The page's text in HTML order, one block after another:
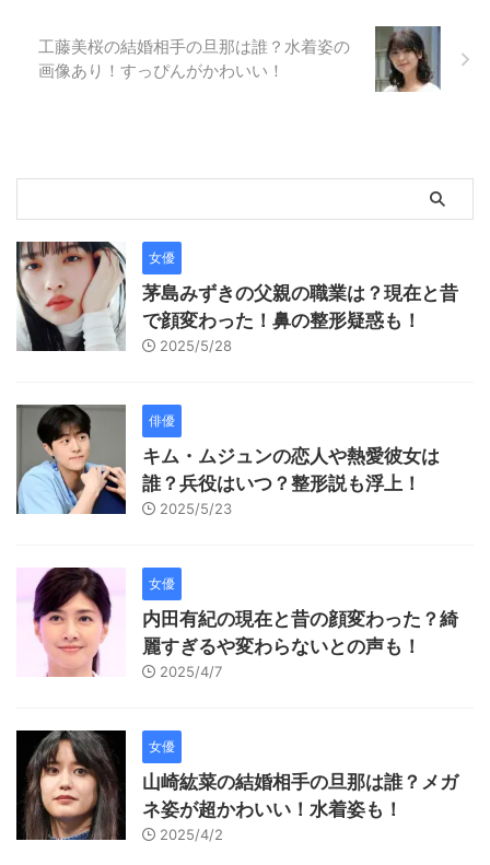
工藤美桜の結婚相手の旦那は誰？水着姿の
画像あり！すっぴんがかわいい！
女優
茅島みずきの父親の職業は？現在と昔
で顔変わった！鼻の整形疑惑も！
2025/5/28
俳優
キム・ムジュンの恋人や熱愛彼女は
誰？兵役はいつ？整形説も浮上！
2025/5/23
女優
内田有紀の現在と昔の顔変わった？綺
麗すぎるや変わらないとの声も！
2025/4/7
女優
山崎紘菜の結婚相手の旦那は誰？メガ
ネ姿が超かわいい！水着姿も！
2025/4/2